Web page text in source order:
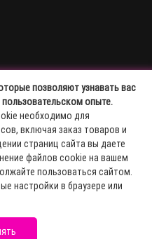
позволяют узнавать вас
опыте.
необходимо для
включая заказ товаров и
страниц сайта вы даете
файлов cookie на вашем
пользоваться сайтом.
настройки в браузере или